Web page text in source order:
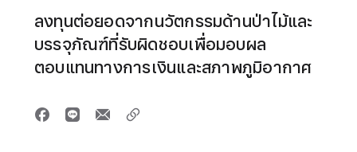
ลงทุนต่อยอดจากนวัตกรรมด้านป่าไม้และ
บรรจุภัณฑ์ที่รับผิดชอบเพื่อมอบผล
ตอบแทนทางการเงินและสภาพภูมิอากาศ